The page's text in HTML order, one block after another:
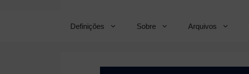
Definições Sobre Arquivos